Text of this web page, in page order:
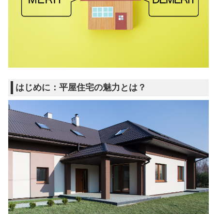
はじめに：平屋住宅の魅力とは？